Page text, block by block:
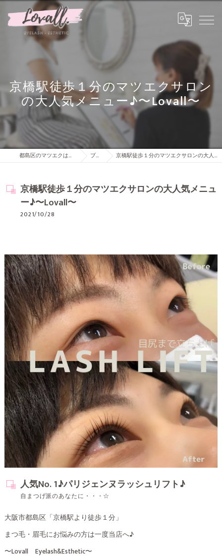
京橋駅徒歩１分のマツエクサロン
の大人気メニュー♪〜Lovall〜
都島区のマツエクは株式会社Lovall ブログ 京橋駅徒歩１分のマツエクサロンの大人気メニュー♪〜Lovall〜
京橋駅徒歩１分のマツエクサロンの大人気メニュ
ー♪〜Lovall〜
2021/10/28
人気No. 1♪パリジェンヌラッシュリフト♪
自まつげ派のあなたに・・・☆
大阪市都島区「京橋駅より徒歩１分」
まつ毛・眉毛にお悩みの方は一度当店へ♪
〜Lovall Eyelash&Esthetic〜